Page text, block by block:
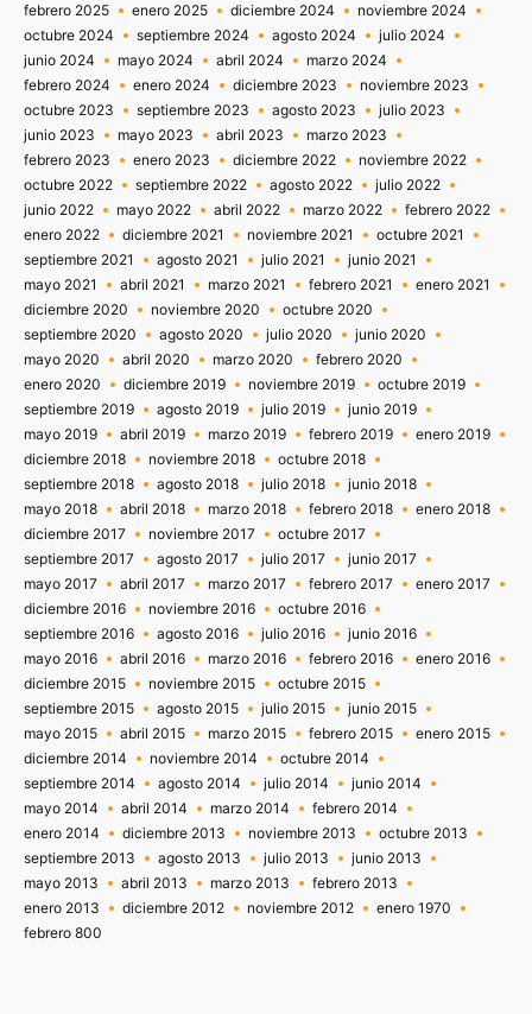
febrero 2025
enero 2025 diciembre 2024
noviembre 2024
octubre 2024
septiembre 2024 agosto 2024
julio 2024
junio 2024
mayo 2024 abril 2024
marzo 2024
febrero 2024
enero 2024 diciembre 2023
noviembre 2023
octubre 2023
septiembre 2023 agosto 2023
julio 2023
junio 2023
mayo 2023 abril 2023
marzo 2023
febrero 2023
enero 2023 diciembre 2022
noviembre 2022
octubre 2022
septiembre 2022 agosto 2022
julio 2022
junio 2022
mayo 2022 abril 2022 marzo 2022
febrero 2022
enero 2022
diciembre 2021 noviembre 2021
octubre 2021
septiembre 2021
agosto 2021 julio 2021
junio 2021
mayo 2021
abril 2021 marzo 2021 febrero 2021
enero 2021
diciembre 2020
noviembre 2020
octubre 2020
septiembre 2020
agosto 2020 julio 2020
junio 2020
mayo 2020
abril 2020 marzo 2020
febrero 2020
enero 2020
diciembre 2019 noviembre 2019
octubre 2019
septiembre 2019
agosto 2019 julio 2019
junio 2019
mayo 2019
abril 2019 marzo 2019 febrero 2019
enero 2019
diciembre 2018
noviembre 2018
octubre 2018
septiembre 2018
agosto 2018 julio 2018
junio 2018
mayo 2018
abril 2018 marzo 2018 febrero 2018
enero 2018
diciembre 2017
noviembre 2017
octubre 2017
septiembre 2017
agosto 2017 julio 2017
junio 2017
mayo 2017
abril 2017 marzo 2017 febrero 2017
enero 2017
diciembre 2016
noviembre 2016
octubre 2016
septiembre 2016
agosto 2016 julio 2016
junio 2016
mayo 2016
abril 2016 marzo 2016 febrero 2016
enero 2016
diciembre 2015
noviembre 2015
octubre 2015
septiembre 2015
agosto 2015 julio 2015
junio 2015
mayo 2015
abril 2015 marzo 2015 febrero 2015
enero 2015
diciembre 2014
noviembre 2014
octubre 2014
septiembre 2014
agosto 2014 julio 2014
junio 2014
mayo 2014
abril 2014 marzo 2014
febrero 2014
enero 2014
diciembre 2013 noviembre 2013
octubre 2013
septiembre 2013
agosto 2013 julio 2013
junio 2013
mayo 2013
abril 2013 marzo 2013
febrero 2013
enero 2013
diciembre 2012 noviembre 2012
enero 1970
febrero 800